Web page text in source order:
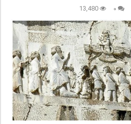
۰ 13,480